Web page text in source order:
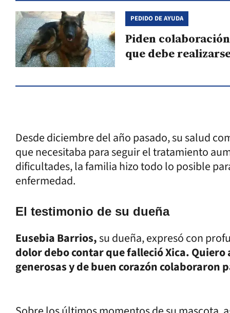
PEDIDO DE AYUDA
Piden
que debe
Desde diciembre del año pasado, su salud
que necesitaba para seguir el tratamiento
dificultades, la familia hizo todo lo posible
enfermedad.
El testimonio de su dueña
Eusebia Barrios,su dueña, expresó con
dolor debo contar que falleció Xica. Quiero
generosas y de buen corazón colaboraron